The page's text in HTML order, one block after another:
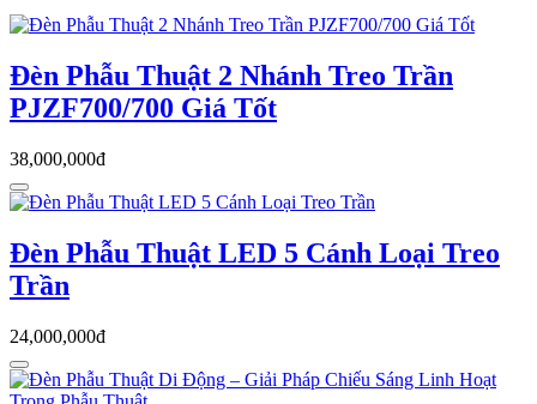
Đèn Phẫu Thuật 2 Nhánh Treo Trần
PJZF700/700 Giá Tốt
38,000,000đ
Đèn Phẫu Thuật LED 5 Cánh Loại Treo
Trần
24,000,000đ